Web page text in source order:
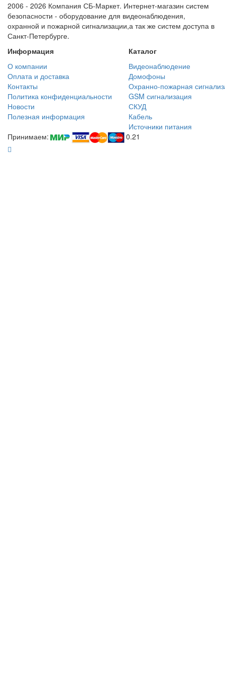
2006 - 2026 Компания СБ-Маркет. Интернет-магазин систем
безопасности - оборудование для видеонаблюдения,
охранной и пожарной сигнализации,а так же систем доступа в
Санкт-Петербурге.
Информация
Каталог
О компании
Видеонаблюдение
Оплата и доставка
Домофоны
Контакты
Охранно-пожарная
Политика конфиденциальности
GSM сигнализация
Новости
СКУД
Полезная информация
Кабель
Источники питания
Принимаем:
0.21